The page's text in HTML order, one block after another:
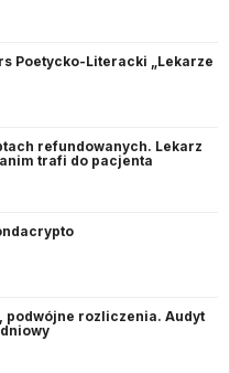
Poetycko-Literacki „Lekarze
refundowanych. Lekarz
trafi do pacjenta
podwójne rozliczenia. Audyt